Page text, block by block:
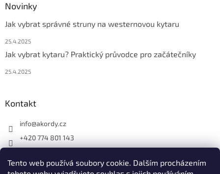
Tento web používá soubory cookie. Dalším procházením
Novinky
Jak vybrat správné struny na westernovou kytaru
25.4.2025
Jak vybrat kytaru? Praktický průvodce pro začátečníky
25.4.2025
Kontakt
info@akordy.cz
+420 774 801 143
akordy_cz